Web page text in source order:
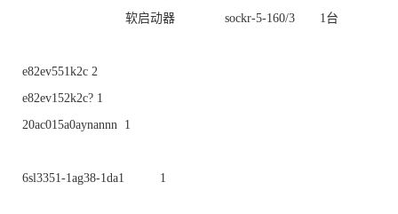
软启动器 sockr-5-160/3 1台
e82ev551k2c 2
e82ev152k2c? 1
20ac015a0aynannn 1
6sl3351-1ag38-1da1 1